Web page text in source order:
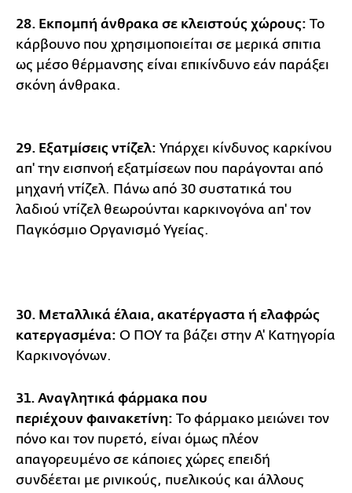
28. Εκπομπή άνθρακα σε κλειστούς χώρους: Το
κάρβουνο που χρησιμοποιείται σε μερικά σπιτια
ως μέσο θέρμανσης είναι επικίνδυνο εάν παράξει
σκόνη άνθρακα.
29. Εξατμίσεις ντίζελ: Υπάρχει κίνδυνος καρκίνου
απ' την εισπνοή εξατμίσεων που παράγονται από
μηχανή ντίζελ. Πάνω από 30 συστατικά του
λαδιού ντίζελ θεωρούνται καρκινογόνα απ' τον
Παγκόσμιο Οργανισμό Υγείας.
30. Μεταλλικά έλαια, ακατέργαστα ή ελαφρώς
κατεργασμένα: Ο ΠΟΥ τα βάζει στην Α' Κατηγορία
Καρκινογόνων.
31. Αναγλητικά φάρμακα που
περιέχουν φαινακετίνη: Το φάρμακο μειώνει τον
πόνο και τον πυρετό, είναι όμως πλέον
απαγορευμένο σε κάποιες χώρες επειδή
συνδέεται με ρινικούς, πυελικούς και άλλους